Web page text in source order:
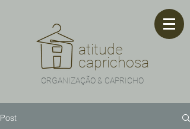
atitude
caprichosa
ORGANIZAÇÃO & CAPRICHO
Post